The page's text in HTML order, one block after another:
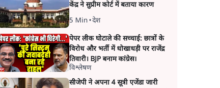
केंद्र ने सुप्रीम कोर्ट में बताया कारण
5 Min •देश
पेपर लीक घोटाले की सच्चाई: छात्रों के
विरोध और भर्ती में धोखाधड़ी पर राजेंद्र
तिवारी। BJP बनाम कांग्रेस।
विश्लेषण
सीजेपी ने अपना 4 सूत्री एजेंडा जारी